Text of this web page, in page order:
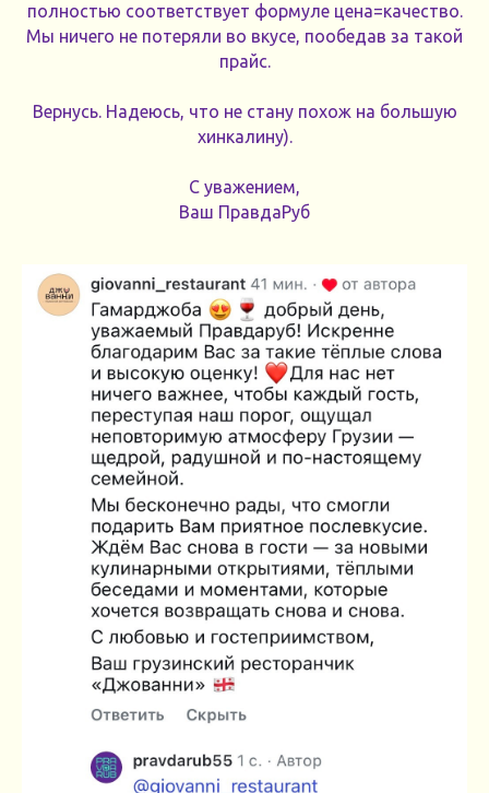
полностью соответствует формуле цена=качество.
Мы ничего не потеряли во вкусе, пообедав за такой
прайс.
Вернусь. Надеюсь, что не стану похож на большую
хинкалину).
С уважением,
Ваш ПравдаРуб